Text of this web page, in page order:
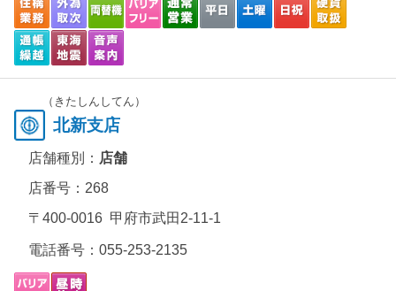
（きたしんしてん）
北新支店
店舗種別： 店舗
店番号：268
〒400-0016 甲府市武田2-11-1
電話番号： 055-253-2135